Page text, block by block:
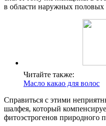
в области наружных половых
Читайте также:
Масло какао для волос
Справиться с этими
шалфея, который
фитоэстрогенов природного